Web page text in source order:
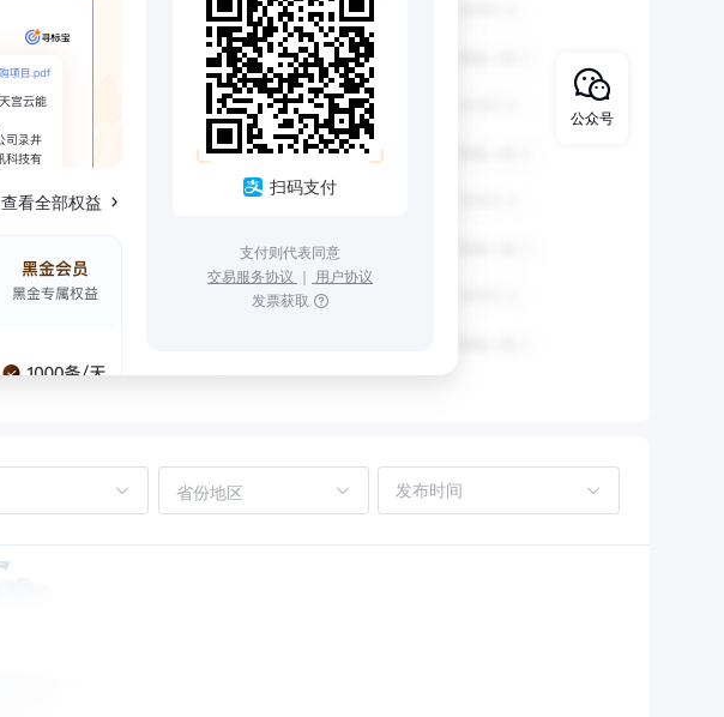
查看全部权益
扫码支付
支付则代表同意
交易服务协议 ｜ 用户协议
发票获取
省份地区
公众号